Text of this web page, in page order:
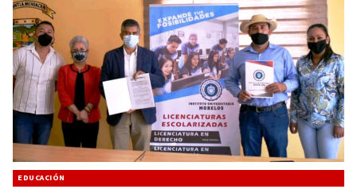
EDUCACIÓN